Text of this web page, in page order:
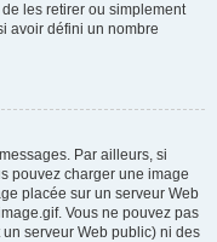
les retirer ou simplement
avoir défini un nombre
Par ailleurs, si
pouvez charger une image
placée sur un serveur Web
Vous ne pouvez pas
un serveur Web public) ni des